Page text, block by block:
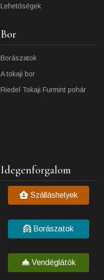
Lehetőségek
Bor
Borászatok
A tokaji bor
Riedel Tokaji Furmint pohár
Idegenforgalom
Szálláshelyek
Borászatok
Vendéglátók